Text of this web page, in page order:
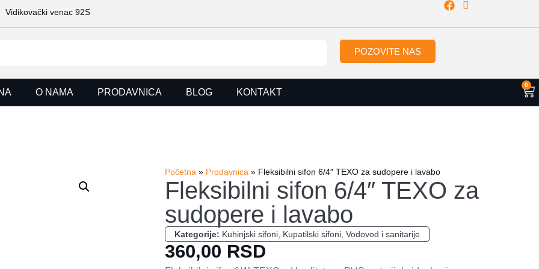
Vidikovački venac 92S
POZOVITE NAS
O NAMA PRODAVNICA BLOG KONTAKT
0
Početna » Prodavnica » Fleksibilni sifon 6/4″ TEXO za sudopere i lavabo
Fleksibilni sifon 6/4″ TEXO za
sudopere i lavabo
Kategorije: Kuhinjski sifoni Kupatilski sifoni Vodovod i sanitarije
360,00 RSD